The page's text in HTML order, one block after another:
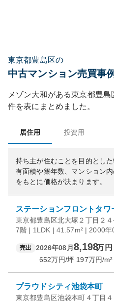
東京都豊島区の
中古マンション売買事
メゾン大和がある東京都豊島
件を表にまとめました。
居住用 投資用
持ち主が住むことを目的とした
有面積や築年数、マンション
をもとに価格が決まります。
ステーションフロントタワ
東京都豊島区北大塚２丁目２４
7階 | 1LDK | 41.57m² | 2000年
売出 2026年08月 8,198万円
652万円/坪 197万円/m²
プラウドシティ池袋本町
東京都豊島区池袋本町４丁目４